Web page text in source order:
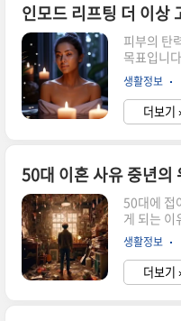
(HIFU)를
전달하는
의 콜라겐
과를 가져
쎄라는 피
층에서부
히 울쎄라
인모드 리프팅 더 이상
피부의 탄
목표입니
고 피부 처
이런 고민
모드 리프
모드 리프
리 인모드
부 깊은
다. 이 과
결과적으
파는 피부
재생 능력
가 자연스
생활정보
더보기
50대 이혼 사유 중년의
50대에 접
게 되는 이
점으로, 개
화될 수 있
에 대한 깊
해결하기
생활정보
더보기